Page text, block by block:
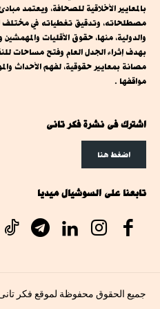
بالمعايير الأخلاقية للصحافة، ويعتمد
مصطلحاته، وتدقيق تغطياته في مختلف
والدولية، منها، حقوق الأقليات
بهدف إثراء الجدل العام وفتح مساحات
مصانة بمعايير حقوقية، لفهم الأحداث
مواقفها .
اشترك فى نشرة فكر تانى
اضغط هنا
تابعنا على السوشيال ميديا
جميع الحقوق محفوظة لموقع فكر